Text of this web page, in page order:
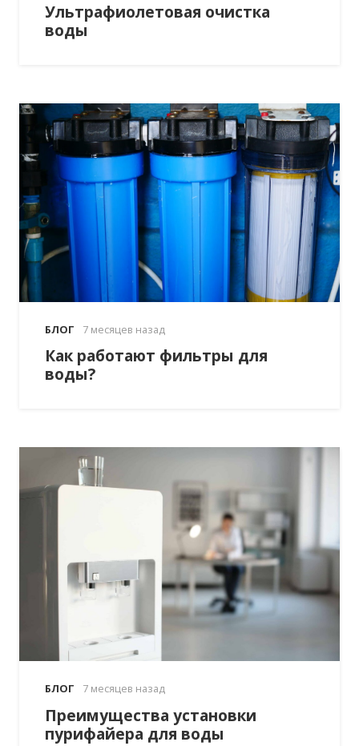
Ультрафиолетовая очистка
воды
БЛОГ 7 месяцев назад
Как работают фильтры для
воды?
БЛОГ 7 месяцев назад
Преимущества установки
пурифайера для воды